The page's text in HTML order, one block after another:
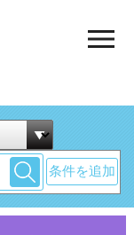
条件を追加